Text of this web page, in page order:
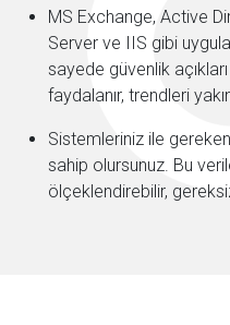
MS Exchange, Active
Server ve IIS gibi
sayede güvenlik
faydalanır, trendleri
Sistemleriniz ile
sahip olursunuz. Bu
ölçeklendirebilir,